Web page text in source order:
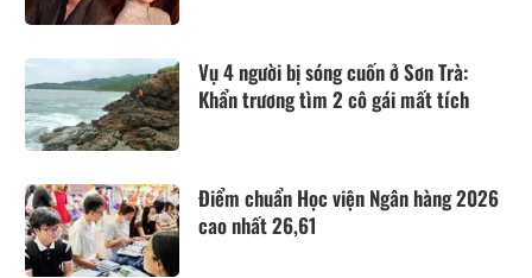
Vụ 4 người bị sóng cuốn ở Sơn Trà:
Khẩn trương tìm 2 cô gái mất tích
Điểm chuẩn Học viện Ngân hàng 2026
cao nhất 26,61